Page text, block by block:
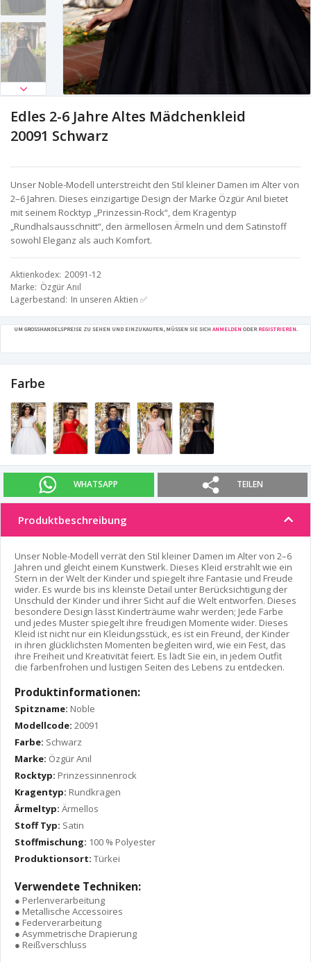
Edles 2-6 Jahre Altes Mädchenkleid
20091 Schwarz
Unser Noble-Modell unterstreicht den Stil kleiner Damen im Alter von
2–6 Jahren. Dieses einzigartige Design der Marke Özgür Anıl bietet
mit seinem Rocktyp „Prinzessin-Rock“, dem Kragentyp
„Rundhalsausschnitt“, den ärmellosen Ärmeln und dem Satinstoff
sowohl Eleganz als auch Komfort.
Aktienkodex 20091-12
Marke Özgür Anıl
Lagerbestand In unseren Aktien ✅
UM GROSSHANDELSPREISE ZU SEHEN UND EINZUKAUFEN, MÜSSEN SIE SICH ANMELDENODER REGISTRIEREN.
Farbe
WHATSAPP TEILEN
Produktbeschreibung
Unser Noble-Modell verrät den Stil kleiner Damen im Alter von 2–6
Jahren und gleicht einem Kunstwerk. Dieses Kleid erstrahlt wie ein
Stern in der Welt der Kinder und spiegelt ihre Fantasie und Freude
wider. Es wurde bis ins kleinste Detail unter Berücksichtigung der
Unschuld der Kinder und ihrer Sicht auf die Welt entworfen. Dieses
besondere Design lässt Kinderträume wahr werden; Jede Farbe
und jedes Muster spiegelt ihre freudigen Momente wider. Dieses
Kleid ist nicht nur ein Kleidungsstück, es ist ein Freund, der Kinder
in ihren glücklichsten Momenten begleiten wird, wie ein Fest, das
ihre Freiheit und Kreativität feiert. Es lädt Sie ein, in jedem Outfit
die farbenfrohen und lustigen Seiten des Lebens zu entdecken.
Produktinformationen:
Spitzname: Noble
Modellcode: 20091
Farbe: Schwarz
Marke: Özgür Anıl
Rocktyp: Prinzessinnenrock
Kragentyp: Rundkragen
Ärmeltyp: Ärmellos
Stoff Typ: Satin
Stoffmischung: 100 % Polyester
Produktionsort: Türkei
Verwendete Techniken:
● Perlenverarbeitung
● Metallische Accessoires
● Federverarbeitung
● Asymmetrische Drapierung
● Reißverschluss